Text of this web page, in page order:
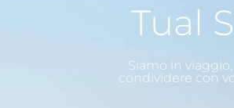
Tual
Siamo in
condividere con